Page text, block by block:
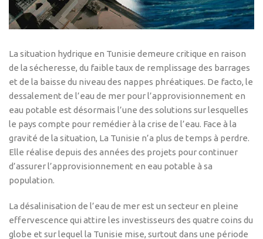
La situation hydrique en Tunisie demeure critique en raison
de la sécheresse, du faible taux de remplissage des barrages
et de la baisse du niveau des nappes phréatiques. De facto, le
dessalement de l’eau de mer pour l’approvisionnement en
eau potable est désormais l’une des solutions sur lesquelles
le pays compte pour remédier à la crise de l’eau. Face à la
gravité de la situation, La Tunisie n’a plus de temps à perdre.
Elle réalise depuis des années des projets pour continuer
d’assurer l’approvisionnement en eau potable à sa
population.
La désalinisation de l’eau de mer est un secteur en pleine
effervescence qui attire les investisseurs des quatre coins du
globe et sur lequel la Tunisie mise, surtout dans une période